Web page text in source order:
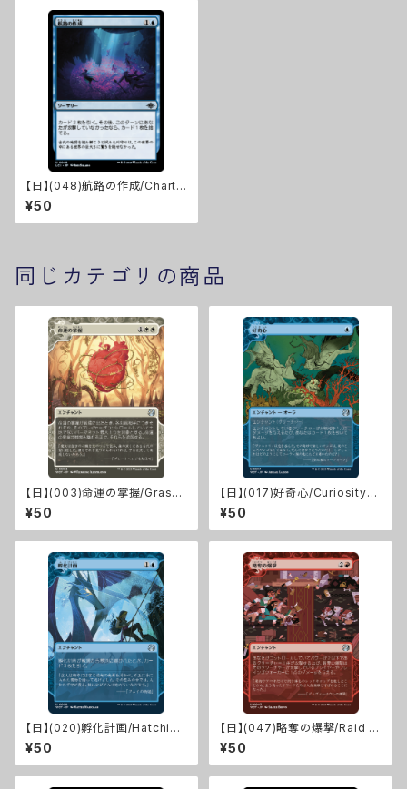
【日】(048)航路の作成/Chart a
Course [LCI]※FOIL
¥50
同じカテゴリの商品
【日】(003)命運の掌握/Grasp
of Fate [WOT]
¥50
【日】(017)好奇心/Curiosity
[WOT]
¥50
【日】(020)孵化計画/Hatching
Plans [WOT]
¥50
【日】(047)略奪の爆撃/Raid B
ombardment [WOT]
¥50